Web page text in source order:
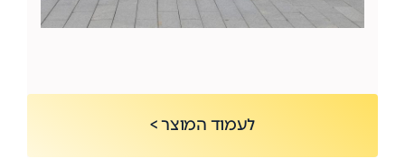
לעמוד המוצר >